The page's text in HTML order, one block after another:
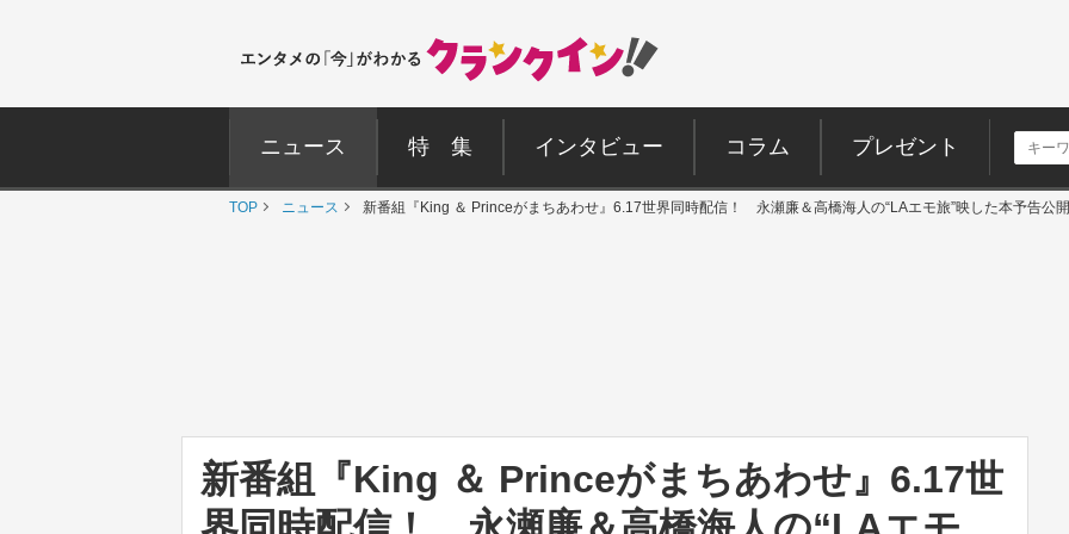
ニュース 特 集 インタビュー コラム プレゼント
TOP ニュース 新番組『King ＆ Princeがまちあわせ』6.17世界同時配信！ 永瀬廉＆高橋海人の“LAエモ旅”映した本予告公開
新番組『King ＆ Princeがまちあわせ』6.17世